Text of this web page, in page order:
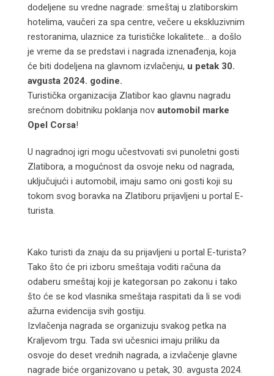
dodeljene su vredne nagrade: smeštaj u zlatiborskim
hotelima, vaučeri za spa centre, večere u ekskluzivnim
restoranima, ulaznice za turističke lokalitete… a došlo
je vreme da se predstavi i nagrada iznenađenja, koja
će biti dodeljena na glavnom izvlačenju, u petak 30.
avgusta 2024. godine.
Turistička organizacija Zlatibor kao glavnu nagradu
srećnom dobitniku poklanja nov automobil marke
Opel Corsa!
U nagradnoj igri mogu učestvovati svi punoletni gosti
Zlatibora, a mogućnost da osvoje neku od nagrada,
uključujući i automobil, imaju samo oni gosti koji su
tokom svog boravka na Zlatiboru prijavljeni u portal E-
turista.
Kako turisti da znaju da su prijavljeni u portal E-turista?
Tako što će pri izboru smeštaja voditi računa da
odaberu smeštaj koji je kategorsan po zakonu i tako
što će se kod vlasnika smeštaja raspitati da li se vodi
ažurna evidencija svih gostiju.
Izvlačenja nagrada se organizuju svakog petka na
Kraljevom trgu. Tada svi učesnici imaju priliku da
osvoje do deset vrednih nagrada, a izvlačenje glavne
nagrade biće organizovano u petak, 30. avgusta 2024.